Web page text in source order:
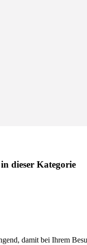
dieser Kategorie
damit bei Ihrem